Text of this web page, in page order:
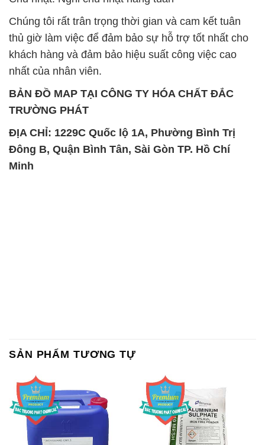
Chúng tôi rất trân trọng thời gian và cam kết tuân
thủ giờ làm việc để đảm bảo sự hỗ trợ tốt nhất cho
khách hàng và đảm bảo hiệu suất công việc cao
nhất của nhân viên.
BẢN ĐỒ MAP TẠI CÔNG TY HÓA CHẤT ĐẮC
TRƯỜNG PHÁT
ĐỊA CHỈ: 1229C Quốc lộ 1A, Phường Bình Trị
Đông B, Quận Bình Tân, Sài Gòn TP. Hồ Chí
Minh
SẢN PHẨM TƯƠNG TỰ